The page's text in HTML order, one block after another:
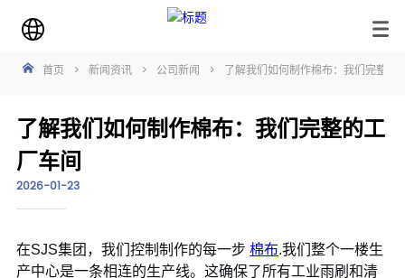
首页 > 新闻资讯 > 公司新闻 > 了解我们如何制作棉布：我们完整的
了解我们如何制作棉布：我们完整的工
厂车间
2026-01-23